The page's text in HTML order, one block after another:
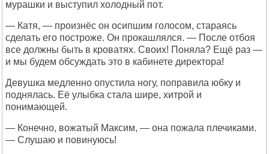
мурашки и выступил холодный пот.
— Катя, — произнёс он осипшим голосом, стараясь
сделать его построже. Он прокашлялся. — После отбоя
все должны быть в кроватях. Своих! Поняла? Ещё раз —
и мы будем обсуждать это в кабинете директора!
Девушка медленно опустила ногу, поправила юбку и
поднялась. Её улыбка стала шире, хитрой и
понимающей.
— Конечно, вожатый Максим, — она пожала плечиками.
— Слушаю и повинуюсь!